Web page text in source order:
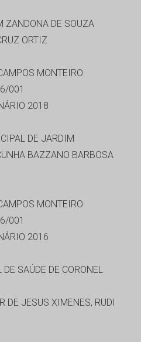
ZANDONA DE SOUZA
ORTIZ
MONTEIRO
001
2018
DE JARDIM
BAZZANO BARBOSA
MONTEIRO
001
2016
SAÚDE DE CORONEL
DE JESUS XIMENES, RUDI